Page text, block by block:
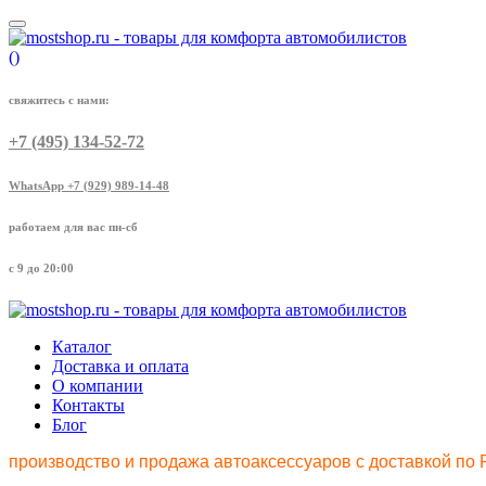
()
свяжитесь с нами:
+7 (495) 134-52-72
WhatsApp +7 (929) 989-14-48
работаем для вас пн-сб
с 9 до 20:00
Каталог
Доставка и оплата
О компании
Контакты
Блог
производство и продажа автоаксессуаров с доставкой по